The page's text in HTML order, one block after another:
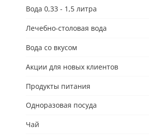
Вода 0,33 - 1,5 литра
Лечебно-столовая вода
Вода со вкусом
Акции для новых клиентов
Продукты питания
Одноразовая посуда
Чай